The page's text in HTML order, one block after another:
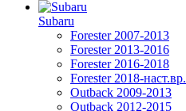
Subaru
Forester 2007-2013
Forester 2013-2016
Forester 2016-2018
Forester 2018-наст.вр.
Outback 2009-2013
Outback 2012-2015